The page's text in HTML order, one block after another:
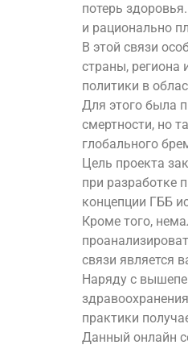
потерь
и рационально
В этой связи
страны, региона
политики в
Для этого была
смертности, но
глобального
Цель проекта
при разработке
концепции ГББ
Кроме того,
связи является
Наряду с
практики
Данный онлайн